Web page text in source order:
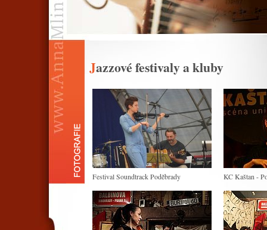
Jazzové festivaly a kluby
Festival Soundtrack Poděbrady KC Kaštan -